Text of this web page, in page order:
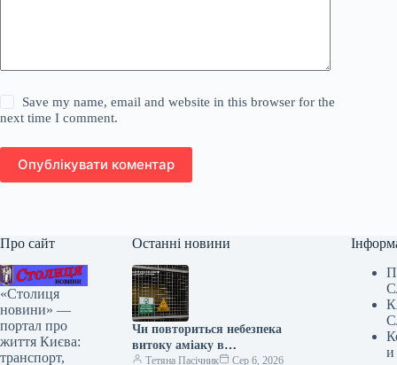
Save my name, email and website in this browser for the
next time I comment.
Опублікувати коментар
Про сайт
«Столиця
новини» —
портал про
життя Києва:
транспорт,
Останні новини
Чи повториться небезпека
витоку аміаку в
Голосіївському районі Києва,
Тетяна Пасічник Сер 6, 2026
и